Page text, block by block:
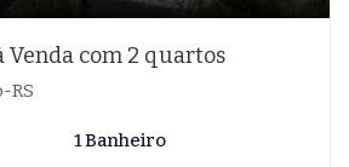
com 2 quartos
RS
1 Banheiro